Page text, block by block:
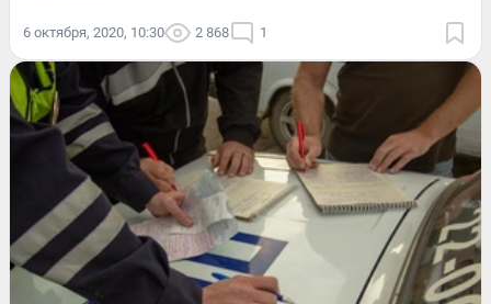
6 октября, 2020, 10:30 2 868 1